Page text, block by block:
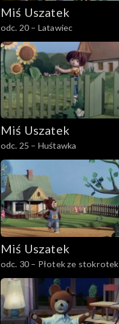
Miś Uszatek
odc. 20 – Latawiec
Miś Uszatek
odc. 25 – Huśtawka
Miś Uszatek
odc. 30 – Płotek ze stokrotek